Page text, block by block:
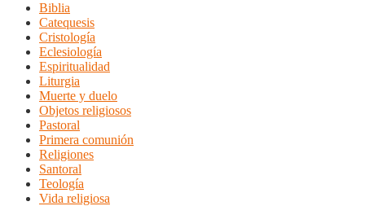
Biblia
Catequesis
Cristología
Eclesiología
Espiritualidad
Liturgia
Muerte y duelo
Objetos religiosos
Pastoral
Primera comunión
Religiones
Santoral
Teología
Vida religiosa